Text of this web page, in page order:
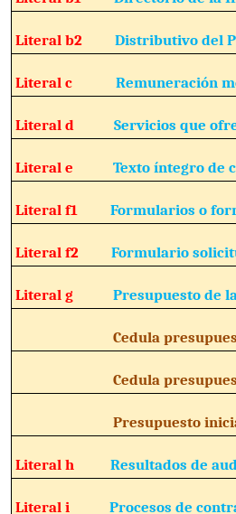
Literal b2Distributivo del
Literal c Remuneración
Literal dServicios que
Literal eTexto íntegro de
Literal f1Formularios o
Literal f2Formulario
Literal gPresupuesto de
Cedula
Cedula
Presupuesto inicial
Literal hResultados de
Literal iProcesos de